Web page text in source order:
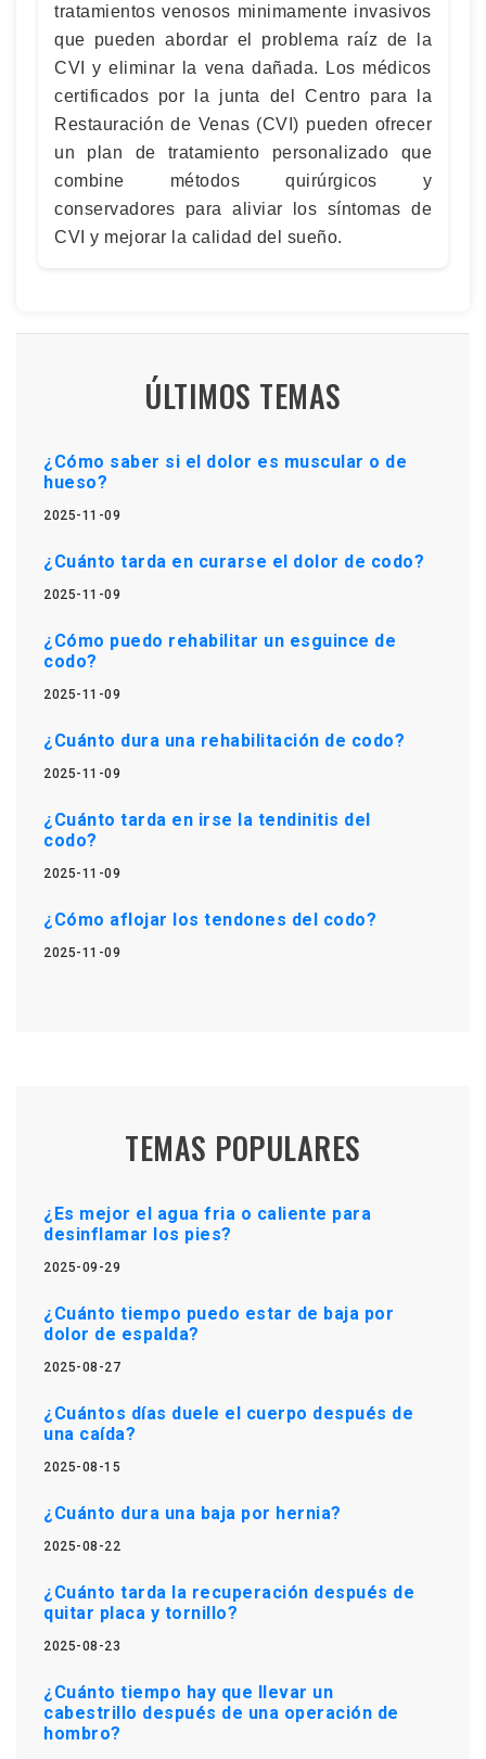
tratamientos venosos minimamente invasivos
que pueden abordar el problema raíz de la
CVI y eliminar la vena dañada. Los médicos
certificados por la junta del Centro para la
Restauración de Venas (CVI) pueden ofrecer
un plan de tratamiento personalizado que
combine métodos quirúrgicos y
conservadores para aliviar los síntomas de
CVI y mejorar la calidad del sueño.
ÚLTIMOS TEMAS
¿Cómo saber si el dolor es muscular o de
hueso?
2025-11-09
¿Cuánto tarda en curarse el dolor de codo?
2025-11-09
¿Cómo puedo rehabilitar un esguince de
codo?
2025-11-09
¿Cuánto dura una rehabilitación de codo?
2025-11-09
¿Cuánto tarda en irse la tendinitis del
codo?
2025-11-09
¿Cómo aflojar los tendones del codo?
2025-11-09
TEMAS POPULARES
¿Es mejor el agua fria o caliente para
desinflamar los pies?
2025-09-29
¿Cuánto tiempo puedo estar de baja por
dolor de espalda?
2025-08-27
¿Cuántos días duele el cuerpo después de
una caída?
2025-08-15
¿Cuánto dura una baja por hernia?
2025-08-22
¿Cuánto tarda la recuperación después de
quitar placa y tornillo?
2025-08-23
¿Cuánto tiempo hay que llevar un
cabestrillo después de una operación de
hombro?